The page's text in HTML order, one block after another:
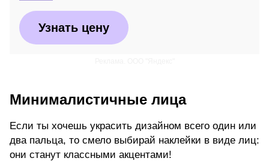
Узнать цену
Минималистичные лица
Если ты хочешь украсить дизайном всего один или
два пальца, то смело выбирай наклейки в виде лиц:
они станут классными акцентами!